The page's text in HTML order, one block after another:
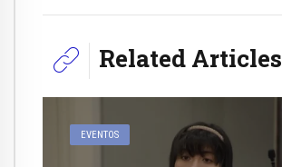
Related Articles
EVENTOS